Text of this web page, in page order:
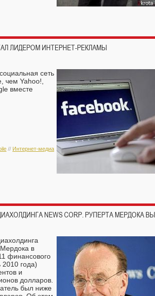
ЛИДЕРОМ ИНТЕРНЕТ-РЕКЛАМЫ
сеть
чем Yahoo!,
вместе
// Интернет-медиа
NEWS CORP. РУПЕРТА МЕРДОКА
в
финансового
2010 года)
и
долларов.
был ниже